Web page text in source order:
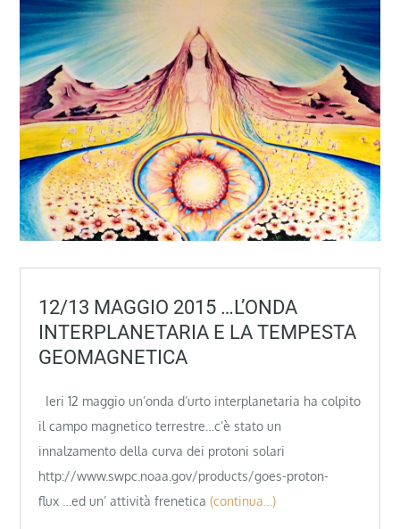
12/13 MAGGIO 2015 …L’ONDA
INTERPLANETARIA E LA TEMPESTA
GEOMAGNETICA
Ieri 12 maggio un’onda d’urto interplanetaria ha colpito
il campo magnetico terrestre…c’è stato un
innalzamento della curva dei protoni solari
http://www.swpc.noaa.gov/products/goes-proton-
flux …ed un’ attività frenetica (continua…)